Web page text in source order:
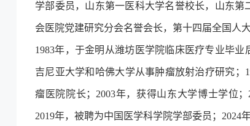
学部委员，山东第一医科大学名誉校长，山东
会医院党建研究分会名誉会长，第十四届全国人大
1983年，于金明从潍坊医学院临床医疗专业毕
吉尼亚大学和哈佛大学从事肿瘤放射治疗研究；
瘤医院院长；2003年，获得山东大学博士学位
2019年，被聘为中国医学科学院学部委员；2024